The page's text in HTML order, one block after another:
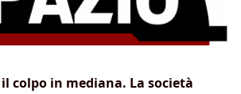
colpo in mediana. La società